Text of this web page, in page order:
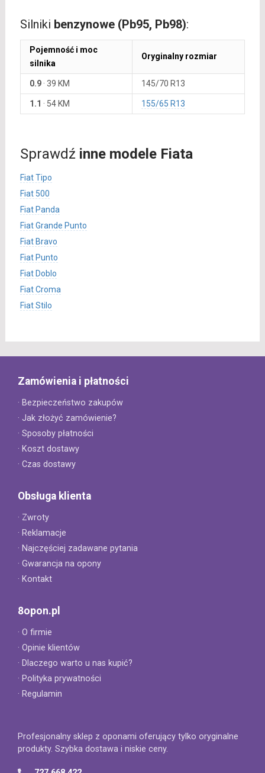
Silniki benzynowe (Pb95, Pb98):
Pojemność i moc
silnika
Oryginalny rozmiar
0.9· 39 KM 145/70 R13
1.1 · 54 KM 155/65 R13
Sprawdź inne modele Fiata
Fiat Tipo
Fiat 500
Fiat Panda
Fiat Grande Punto
Fiat Bravo
Fiat Punto
Fiat Doblo
Fiat Croma
Fiat Stilo
Zamówienia i płatności
· Bezpieczeństwo zakupów
· Jak złożyć zamówienie?
· Sposoby płatności
· Koszt dostawy
· Czas dostawy
Obsługa klienta
· Zwroty
· Reklamacje
· Najczęściej zadawane pytania
· Gwarancja na opony
· Kontakt
8opon.pl
· O firmie
· Opinie klientów
· Dlaczego warto u nas kupić?
· Polityka prywatności
· Regulamin
Profesjonalny sklep z oponami oferujący tylko oryginalne
produkty. Szybka dostawa i niskie ceny.